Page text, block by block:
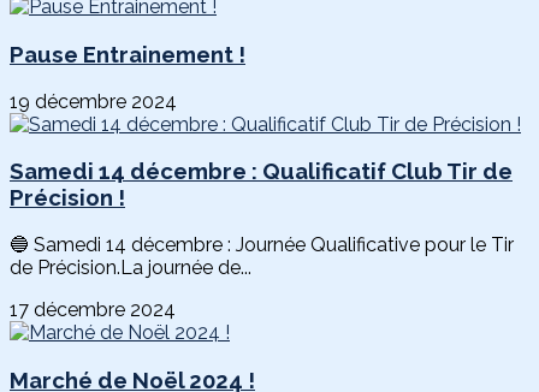
Pause Entrainement !
19 décembre 2024
Samedi 14 décembre : Qualificatif Club Tir de
Précision !
🔵 Samedi 14 décembre : Journée Qualificative pour le Tir
de Précision.La journée de...
17 décembre 2024
Marché de Noël 2024 !